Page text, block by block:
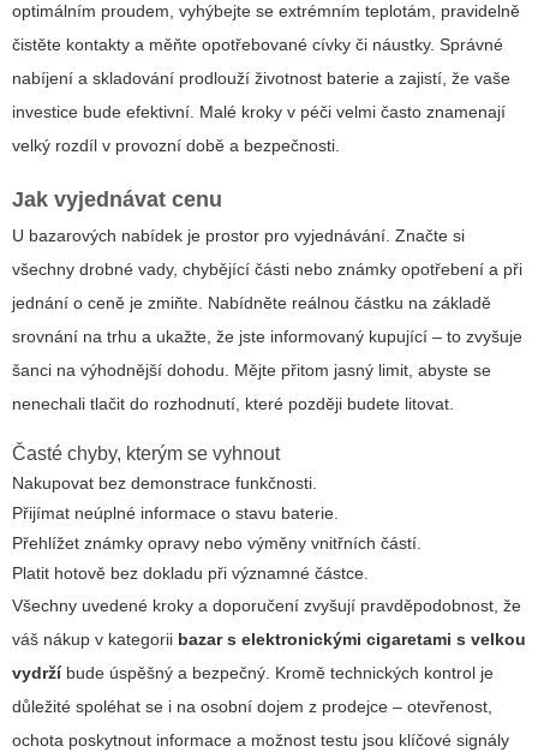
optimálním proudem, vyhýbejte se extrémním teplotám, pravidelně
čistěte kontakty a měňte opotřebované cívky či náustky. Správné
nabíjení a skladování prodlouží životnost baterie a zajistí, že vaše
investice bude efektivní. Malé kroky v péči velmi často znamenají
velký rozdíl v provozní době a bezpečnosti.
Jak vyjednávat cenu
U bazarových nabídek je prostor pro vyjednávání. Značte si
všechny drobné vady, chybějící části nebo známky opotřebení a při
jednání o ceně je zmiňte. Nabídněte reálnou částku na základě
srovnání na trhu a ukažte, že jste informovaný kupující – to zvyšuje
šanci na výhodnější dohodu. Mějte přitom jasný limit, abyste se
nenechali tlačit do rozhodnutí, které později budete litovat.
Časté chyby, kterým se vyhnout
Nakupovat bez demonstrace funkčnosti.
Přijímat neúplné informace o stavu baterie.
Přehlížet známky opravy nebo výměny vnitřních částí.
Platit hotově bez dokladu při významné částce.
Všechny uvedené kroky a doporučení zvyšují pravděpodobnost, že
váš nákup v kategorii bazar s elektronickými cigaretami s velkou
vydržíbude úspěšný a bezpečný. Kromě technických kontrol je
důležité spoléhat se i na osobní dojem z prodejce – otevřenost,
ochota poskytnout informace a možnost testu jsou klíčové signály